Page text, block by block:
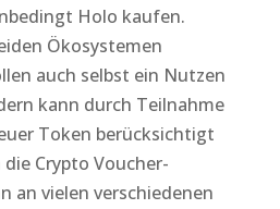
Holo kaufen.
Ökosystemen
auch selbst ein Nutzen
kann durch Teilnahme
Token berücksichtigt
Crypto Voucher-
an vielen verschiedenen